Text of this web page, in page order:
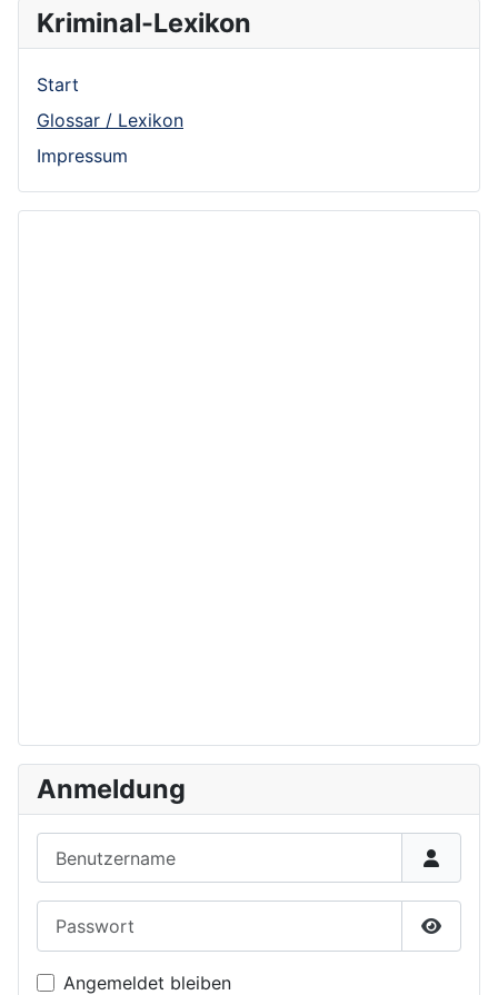
Kriminal-Lexikon
Start
Glossar / Lexikon
Impressum
Anmeldung
Angemeldet bleiben